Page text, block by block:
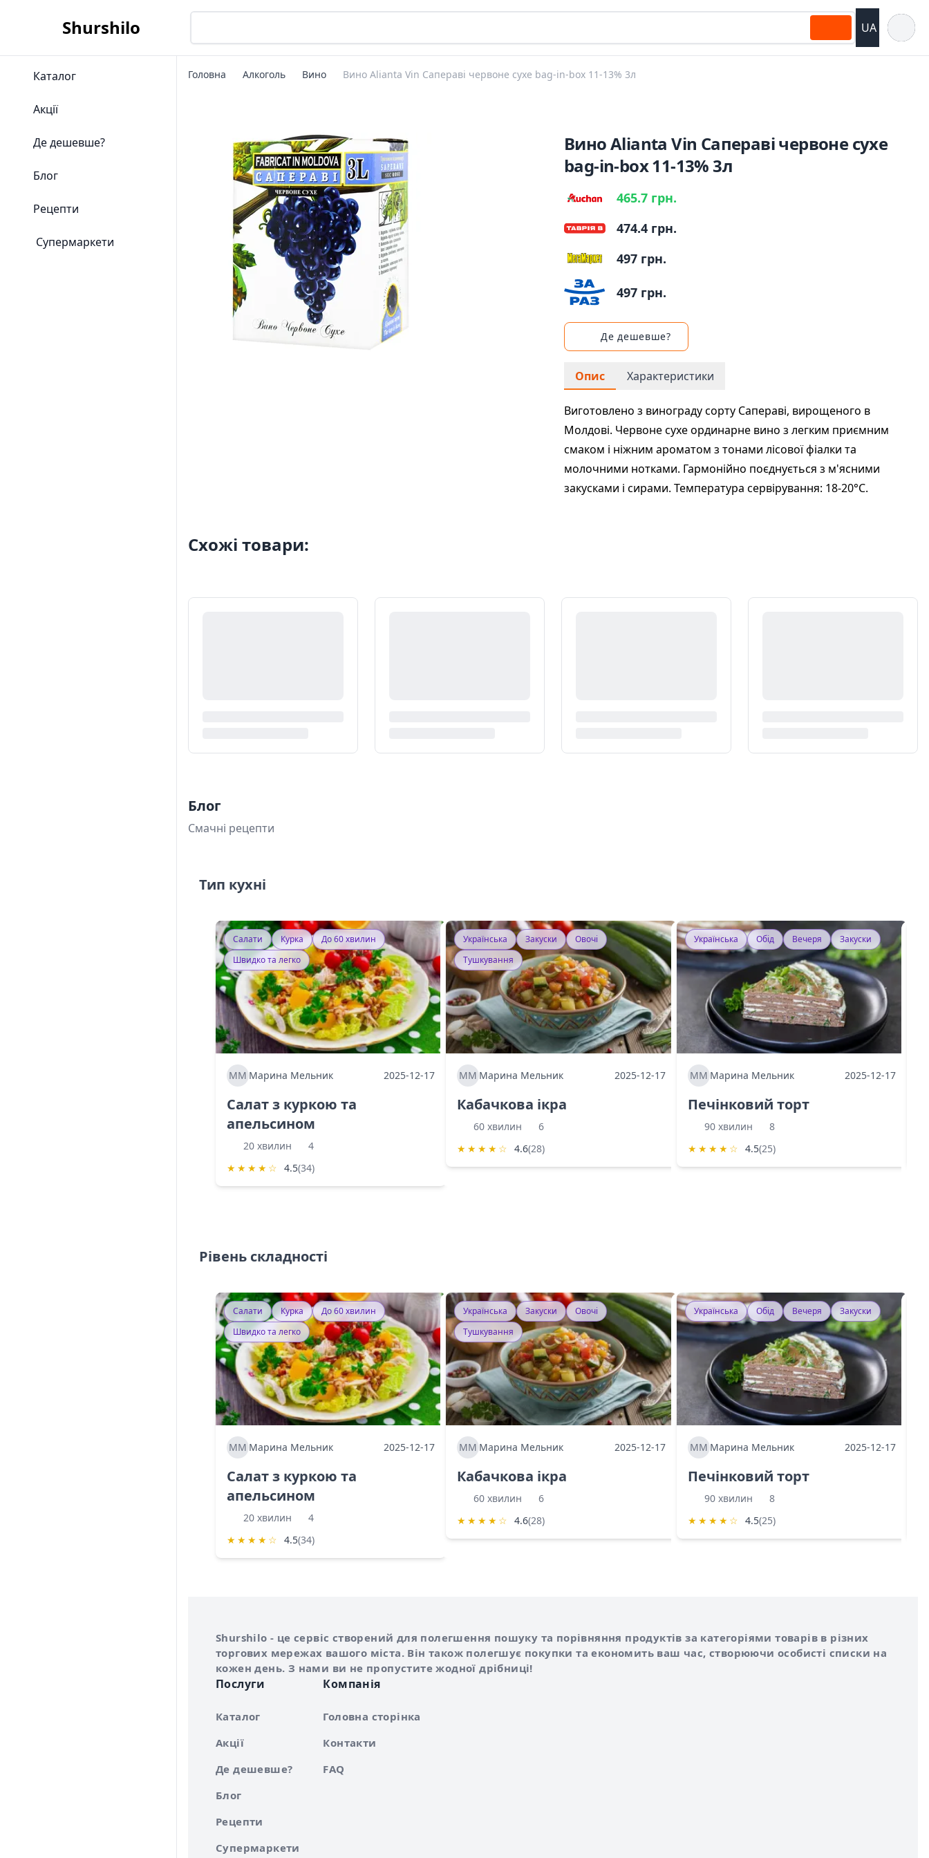
Shurshilo UA
Каталог
Акції
Де дешевше?
Блог
Рецепти
Супермаркети
Головна Алкоголь Вино Вино Alianta Vin Сапераві червоне сухе bag-in-box 11-13% 3л
Вино Alianta Vin Сапераві червоне сухе
bag-in-box 11-13% 3л
465.7 грн.
474.4 грн.
497 грн.
497 грн.
Де дешевше?
Опис Характеристики
Виготовлено з винограду сорту Сапераві, вирощеного в
Молдові. Червоне сухе ординарне вино з легким приємним
смаком і ніжним ароматом з тонами лісової фіалки та
молочними нотками. Гармонійно поєднується з м'ясними
закусками і сирами. Температура сервірування: 18-20°С.
Схожі товари:
Блог
Смачні рецепти
Тип кухні
Салати Курка
До 60 хвилин
Швидко та легко
ММ Марина Мельник 2025-12-17
Салат з куркою та
апельсином
20 хвилин
4
★ ★ ★ ★ ☆ 4.5(34)
Українська Закуски
Овочі
Тушкування
ММ Марина Мельник 2025-12-17
Кабачкова ікра
60 хвилин
6
★ ★ ★ ★ ☆ 4.6(28)
Українська Обід Вечеря Закуски
МММарина Мельник 2025-12-17
Печінковий торт
90 хвилин
8
★ ★ ★ ★ ☆ 4.5(25)
Рівень складності
Салати Курка
До 60 хвилин
Швидко та легко
ММ Марина Мельник 2025-12-17
Салат з куркою та
апельсином
20 хвилин
4
★ ★ ★ ★ ☆ 4.5(34)
Українська Закуски
Овочі
Тушкування
ММ Марина Мельник 2025-12-17
Кабачкова ікра
60 хвилин
6
★ ★ ★ ★ ☆ 4.6(28)
Українська Обід Вечеря Закуски
МММарина Мельник 2025-12-17
Печінковий торт
90 хвилин
8
★ ★ ★ ★ ☆ 4.5(25)
Про сервіс Shurshilo
Shurshilo - це сервіс створений для полегшення пошуку та порівняння продуктів за категоріями товарів в різних
торгових мережах вашого міста. Він також полегшує покупки та економить ваш час, створюючи особисті списки на
кожен день. З нами ви не пропустите жодної дрібниці!
Послуги
Каталог
Акції
Де дешевше?
Блог
Рецепти
Супермаркети
Компанія
Головна сторінка
Контакти
FAQ